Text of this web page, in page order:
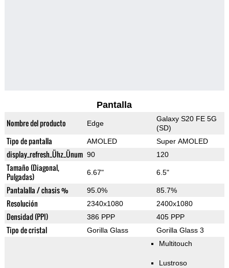
Pantalla
Nombre del producto Edge
Galaxy S20 FE 5G
(SD)
Tipo de pantalla AMOLED Super AMOLED
display_refresh_Ühz_Ünum 90 120
Tamaño (Diagonal,
Pulgadas)
6.67" 6.5"
Pantalalla / chasis % 95.0% 85.7%
Resolución 2340x1080 2400x1080
Densidad (PPI) 386 PPP 405 PPP
Tipo de cristal Gorilla Glass Gorilla Glass 3
Multitouch
Lustroso